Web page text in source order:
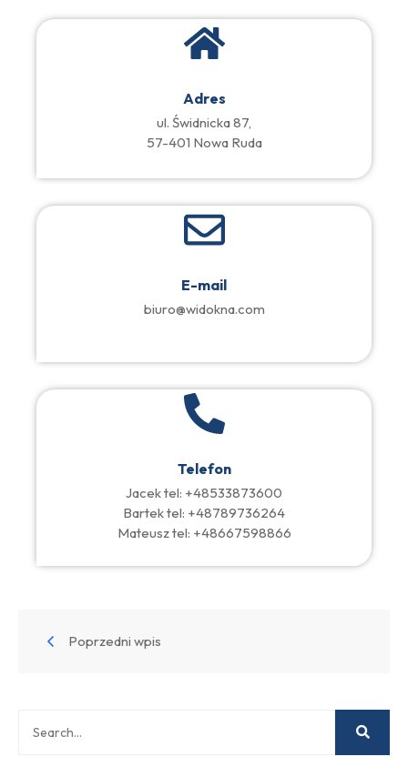
Adres
ul. Świdnicka 87,
57-401 Nowa Ruda
E-mail
biuro@widokna.com
Telefon
Jacek tel: +48533873600
Bartek tel: +48789736264
Mateusz tel: +48667598866
Poprzedni wpis